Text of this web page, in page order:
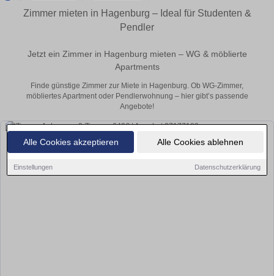
Alle Cookies akzeptieren Alle Cookies ablehnen
Einstellungen Datenschutzerklärung
Zimmer mieten in Hagenburg – Ideal für Studenten &
Pendler
Jetzt ein Zimmer in Hagenburg mieten – WG & möblierte
Apartments
Finde günstige Zimmer zur Miete in Hagenburg. Ob WG-Zimmer,
möbliertes Apartment oder Pendlerwohnung – hier gibt’s passende
Angebote!